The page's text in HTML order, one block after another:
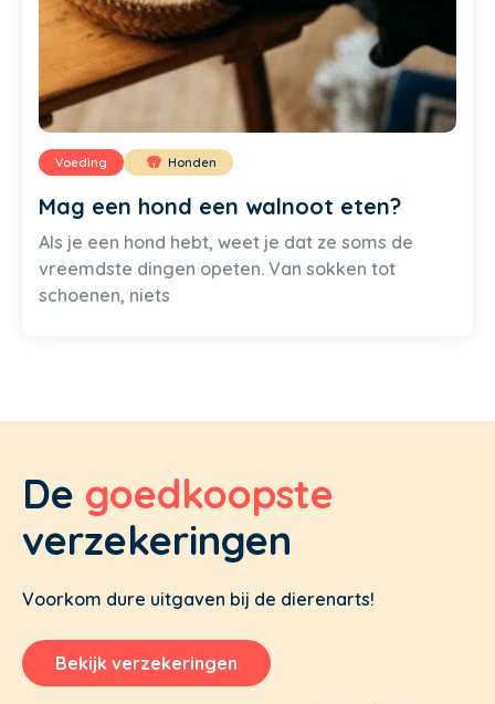
Voeding Honden
Mag een hond een walnoot eten?
Als je een hond hebt, weet je dat ze soms de
vreemdste dingen opeten. Van sokken tot
schoenen, niets
De goedkoopste
verzekeringen
Voorkom dure uitgaven bij de dierenarts!
Bekijk verzekeringen